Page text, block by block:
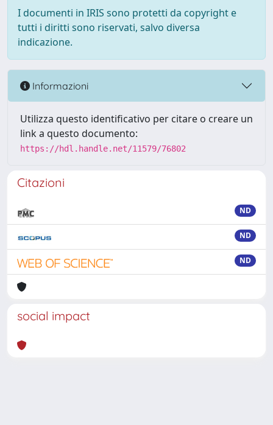
I documenti in IRIS sono protetti da copyright e
tutti i diritti sono riservati, salvo diversa
indicazione.
Informazioni
Utilizza questo identificativo per citare o creare un
link a questo documento:
https://hdl.handle.net/11579/76802
Citazioni
ND
ND
ND
social impact